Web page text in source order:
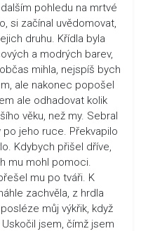
pohledu na mrtvé
si začínal uvědomovat,
druhu. Křídla byla
a modrých barev,
mihla, nejspíš bych
ale nakonec popošel
ale odhadovat kolik
věku, než my. Sebral
jeho ruce. Překvapilo
Kdybych přišel dříve,
mu mohl pomoci.
mu po tváři. K
zachvěla, z hrdla
můj výkřik, když
jsem, čímž jsem